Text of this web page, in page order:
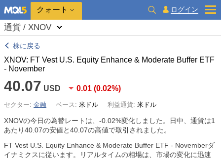
クォート ログイン
通貨 / XNOV
株に戻る
XNOV: FT Vest U.S. Equity Enhance & Moderate Buffer ETF
- November
40.07 USD 0.01 (0.02%)
セクター: 金融 ベース: 米ドル 利益通貨: 米ドル
XNOVの今日の為替レートは、 -0.02%変化しました。日中、通貨は1
あたり40.07の安値と40.07の高値で取引されました。
FT Vest U.S. Equity Enhance & Moderate Buffer ETF - Novemberダ
イナミクスに従います。リアルタイムの相場は、市場の変化に迅速